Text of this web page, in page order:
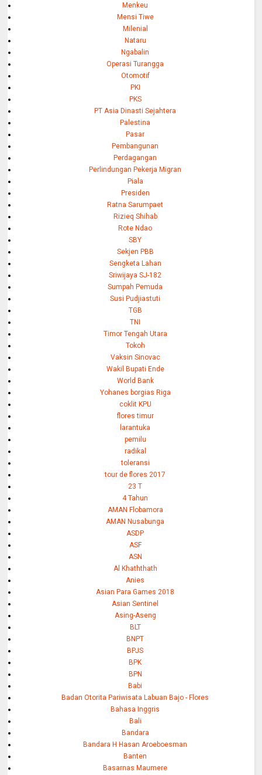
Menkeu
Mensi Tiwe
Milenial
Nataru
Ngabalin
Operasi Turangga
Otomotif
PKI
PKS
PT Asia Dinasti Sejahtera
Palestina
Pasar
Pembangunan
Perdagangan
Perlindungan Pekerja Migran
Piala
Presiden
Ratna Sarumpaet
Rizieq Shihab
Rote Ndao
SBY
Sekjen PBB
Sengketa Lahan
Sriwijaya SJ-182
Sumpah Pemuda
Susi Pudjiastuti
TGB
TNI
Timor Tengah Utara
Tokoh
Vaksin Sinovac
Wakil Bupati Ende
World Bank
Yohanes borgias Riga
coklit KPU
flores timur
larantuka
pemilu
radikal
toleransi
tour de flores 2017
23 T
4 Tahun
AMAN Flobamora
AMAN Nusabunga
ASDP
ASF
ASN
Al Khaththath
Anies
Asian Para Games 2018
Asian Sentinel
Asing-Aseng
BLT
BNPT
BPJS
BPK
BPN
Babi
Badan Otorita Pariwisata Labuan Bajo - Flores
Bahasa Inggris
Bali
Bandara
Bandara H Hasan Aroeboesman
Banten
Basarnas Maumere